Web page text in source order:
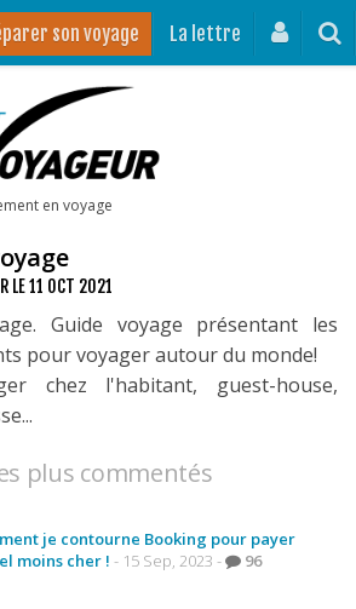
son voyage La lettre
voyager
Les derniers articles
en voyage
LE11 OCT 2021
Guide voyage présentant les
pour voyager autour du monde!
chez l'habitant, guest-house,
plus commentés
je contourne Booking pour payer
moins cher ! - 15 Sep, 2023 - 96